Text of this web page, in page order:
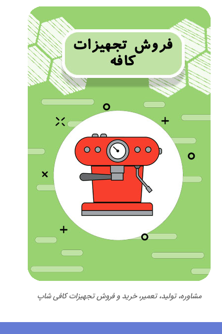
مشاوره، تولید، تعمیر، خرید و فروش تجهیزات کافی شاپ